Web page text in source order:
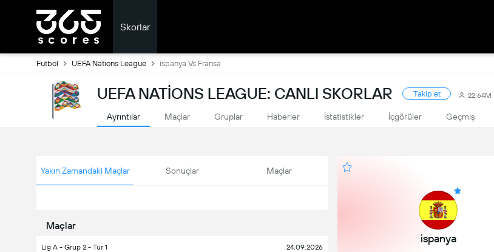
Skorlar
Futbol UEFA Nations League ispanya Vs Fransa
UEFA NATIONS LEAGUE: CANLI SKORLAR Takip et 22.64M
Ayrıntılar Maçlar Gruplar Haberler İstatistikler İçgörüler Geçmiş
Yakın Zamandaki Maçlar Sonuçlar Maçlar
Maçlar
Lig A - Grup 2 - Tur 1 24.09.2026
ispanya